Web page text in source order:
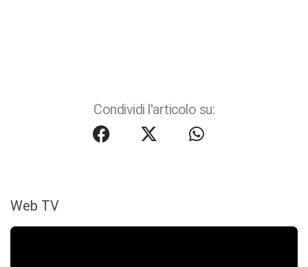
Condividi l'articolo su:
Web TV